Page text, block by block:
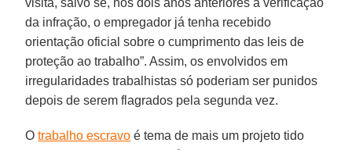
visita, salvo se, nos dois anos anteriores à verificação
da infração, o empregador já tenha recebido
orientação oficial sobre o cumprimento das leis de
proteção ao trabalho”. Assim, os envolvidos em
irregularidades trabalhistas só poderiam ser punidos
depois de serem flagrados pela segunda vez.
Otrabalho escravo é tema de mais um projeto tido